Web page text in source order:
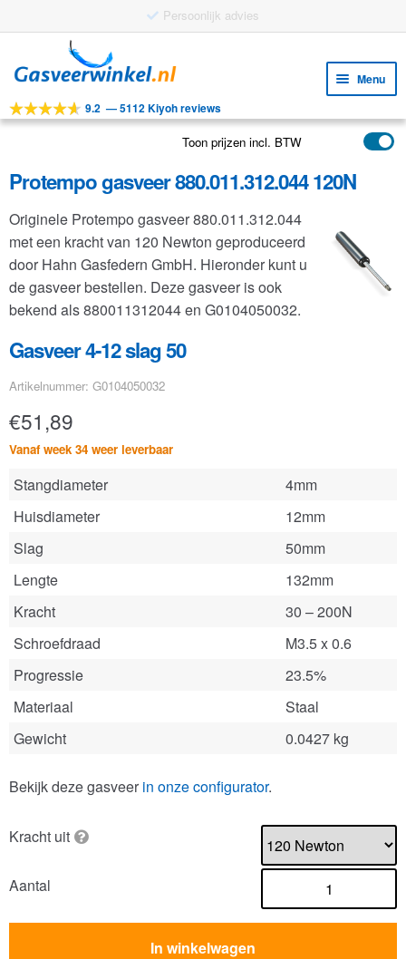
Gratis verzending vanaf €25
door
navigatie
naar
inhoud
Menu
Tools
Toepassingen
Klantenservice
FAQ
9.2 —5112 Kiyoh reviews
Toon prijzen incl. BTW
Protempo gasveer 880.011.312.044 120N
Originele Protempo gasveer 880.011.312.044
met een kracht van 120 Newton geproduceerd
door Hahn Gasfedern GmbH. Hieronder kunt u
de gasveer bestellen. Deze gasveer is ook
bekend als 880011312044 en G0104050032.
Gasveer 4-12 slag 50
Artikelnummer: G0104050032
€51,89
Vanaf week 34 weer leverbaar
Stangdiameter
4mm
Huisdiameter
12mm
Slag
50mm
Lengte
132mm
Kracht
30 – 200N
Schroefdraad
M3.5 x 0.6
Progressie
23.5%
Materiaal
Staal
Gewicht
0.0427 kg
Bekijk deze gasveer in onze configurator.
Kracht uit
Aantal
In winkelwagen